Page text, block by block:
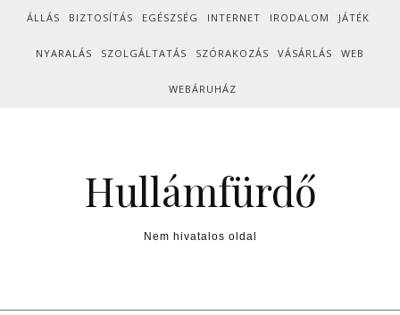
Skip to content
ÁLLÁS BIZTOSÍTÁS EGÉSZSÉG INTERNET IRODALOM JÁTÉK
NYARALÁS SZOLGÁLTATÁS SZÓRAKOZÁS VÁSÁRLÁS WEB
WEBÁRUHÁZ
Hullámfürdő
Nem hivatalos oldal